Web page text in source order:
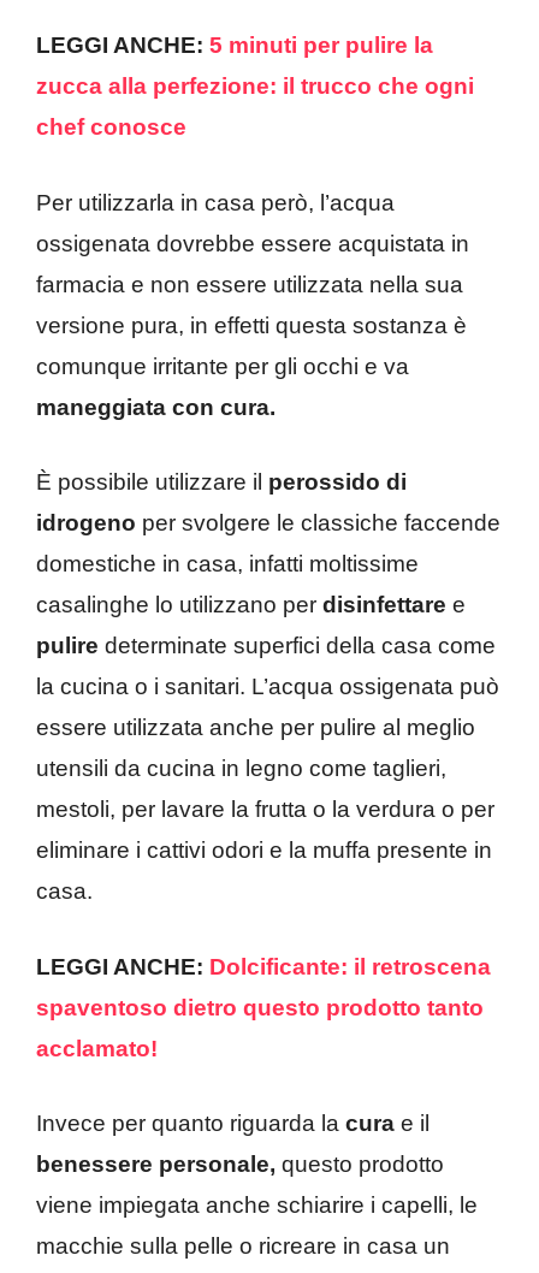
LEGGI ANCHE: 5 minuti per pulire la
zucca alla perfezione: il trucco che ogni
chef conosce
Per utilizzarla in casa però, l’acqua
ossigenata dovrebbe essere acquistata in
farmacia e non essere utilizzata nella sua
versione pura, in effetti questa sostanza è
comunque irritante per gli occhi e va
maneggiata con cura.
È possibile utilizzare il perossido di
idrogeno per svolgere le classiche faccende
domestiche in casa, infatti moltissime
casalinghe lo utilizzano per disinfettare e
pulire determinate superfici della casa come
la cucina o i sanitari. L’acqua ossigenata può
essere utilizzata anche per pulire al meglio
utensili da cucina in legno come taglieri,
mestoli, per lavare la frutta o la verdura o per
eliminare i cattivi odori e la muffa presente in
casa.
LEGGI ANCHE: Dolcificante: il retroscena
spaventoso dietro questo prodotto tanto
acclamato!
Invece per quanto riguarda la cura e il
benessere personale, questo prodotto
viene impiegata anche schiarire i capelli, le
macchie sulla pelle o ricreare in casa un